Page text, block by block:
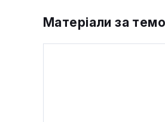
Матеріали за